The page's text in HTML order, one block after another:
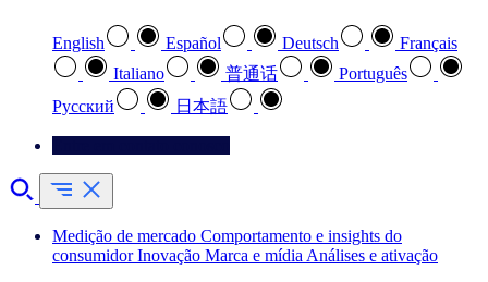
English Español Deutsch
Français
Italiano
普通话
Português
Pусский
日本語
Medição de mercado Comportamento e insights do
consumidor Inovação Marca e mídia Análises e ativação